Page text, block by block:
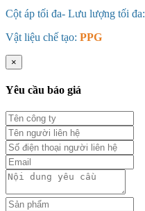
Cột áp tối đa- Lưu lượng tối đa:
Vật liệu chế tạo: PPG
×
Yêu cầu báo giá